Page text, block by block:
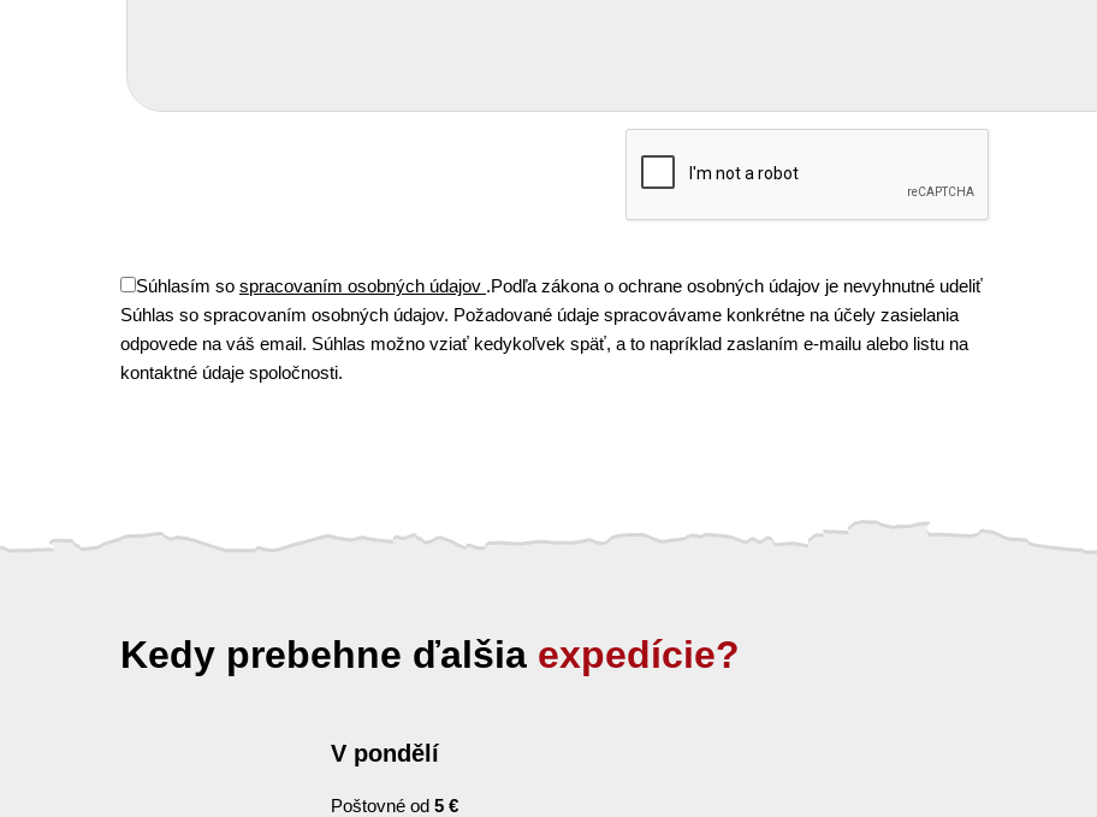
Súhlasím so spracovaním osobných údajov .Podľa zákona o ochrane osobných údajov je nevyhnutné udeliť
Súhlas so spracovaním osobných údajov. Požadované údaje spracovávame konkrétne na účely zasielania
odpovede na váš email. Súhlas možno vziať kedykoľvek späť, a to napríklad zaslaním e-mailu alebo listu na
kontaktné údaje spoločnosti.
Kedy prebehne ďalšia expedície?
V pondělí
Poštovné od 5 €